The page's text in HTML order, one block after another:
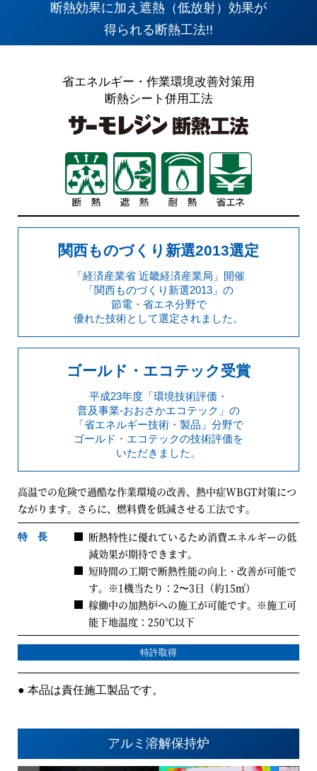
断熱効果に加え遮熱（低放射）効果が
得られる断熱工法!!
省エネルギー・作業環境改善対策用
断熱シート併用工法
関西ものづくり新選2013選定
「経済産業省 近畿経済産業局」開催
「関西ものづくり新選2013」の
節電・省エネ分野で
優れた技術として選定されました。
ゴールド・エコテック受賞
平成23年度「環境技術評価・
普及事業-おおさかエコテック」の
「省エネルギー技術・製品」分野で
ゴールド・エコテックの技術評価を
いただきました。
高温での危険で過酷な作業環境の改善、熱中症WBGT対策につ
ながります。さらに、燃料費を低減させる工法です。
特 長
断熱特性に優れているため消費エネルギーの低
減効果が期待できます。
短時間の工期で断熱性能の向上・改善が可能で
す。※1機当たり：2〜3日（約15㎡）
稼働中の加熱炉への施工が可能です。※施工可
能下地温度：250℃以下
特許取得
● 本品は責任施工製品です。
アルミ溶解保持炉